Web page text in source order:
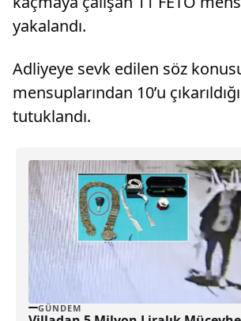
yakalandı.
Adliyeye sevk edilen söz
mensuplarından 10’u
tutuklandı.
GÜNDEM